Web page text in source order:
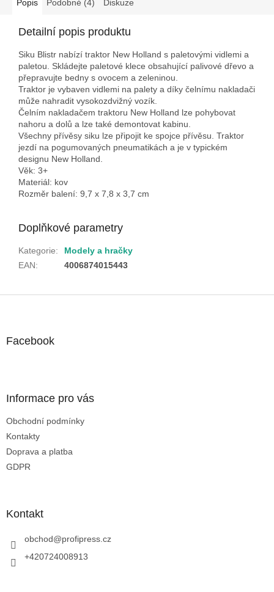
Popis Podobné (4) Diskuze
Detailní popis produktu
Siku Blistr nabízí traktor New Holland s paletovými vidlemi a
paletou. Skládejte paletové klece obsahující palivové dřevo a
přepravujte bedny s ovocem a zeleninou.
Traktor je vybaven vidlemi na palety a díky čelnímu nakladači
může nahradit vysokozdvižný vozík.
Čelním nakladačem traktoru New Holland lze pohybovat
nahoru a dolů a lze také demontovat kabinu.
Všechny přívěsy siku lze připojit ke spojce přívěsu. Traktor
jezdí na pogumovaných pneumatikách a je v typickém
designu New Holland.
Věk: 3+
Materiál: kov
Rozměr balení: 9,7 x 7,8 x 3,7 cm
Doplňkové parametry
Kategorie:
Modely a hračky
EAN: 4006874015443
Facebook
Informace pro vás
Obchodní podmínky
Kontakty
Doprava a platba
GDPR
Kontakt
obchod@profipress.cz
+420724008913